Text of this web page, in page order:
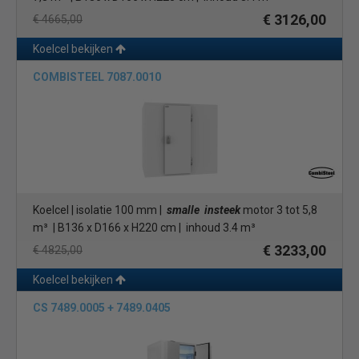
€ 4665,00
€ 3126,00
Koelcel bekijken
COMBISTEEL 7087.0010
Koelcel | isolatie 100 mm | smalle insteekmotor 3 tot 5,8
m³ | B136 x D166 x H220 cm | inhoud 3.4 m³
€ 4825,00
€ 3233,00
Koelcel bekijken
CS 7489.0005 + 7489.0405